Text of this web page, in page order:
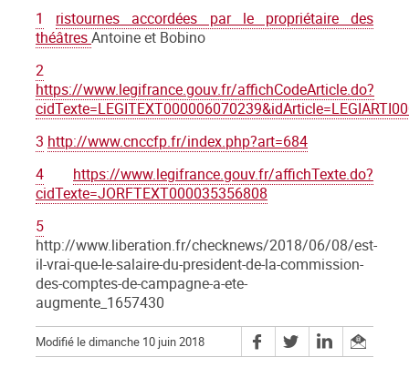
1
ristournes accordées par le propriétaire des
théâtresAntoine et Bobino
2
https://www.legifrance.gouv.fr/affichCodeArticle.do?
3 http://www.cnccfp.fr/index.php?art=684
4
https://www.legifrance.gouv.fr/affichTexte.do?
cidTexte=JORFTEXT000035356808
5
http://www.liberation.fr/checknews/2018/06/08/est-
il-vrai-que-le-salaire-du-president-de-la-commission-
des-comptes-de-campagne-a-ete-
augmente_1657430
Modifié le dimanche 10 juin 2018